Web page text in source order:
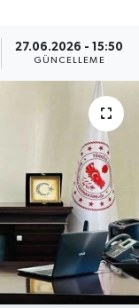
27.06.2026 - 15:50
GÜNCELLEME